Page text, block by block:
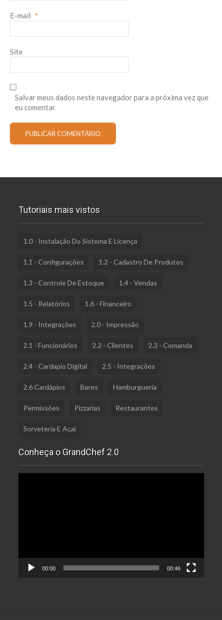
E-mail *
Site
Salvar meus dados neste navegador para a próxima vez que
eu comentar.
Tutoriais mais vistos
1.0 - Instalação Do Sistema E Licença
1.1 - Configurações 1.2 - Cadastro De Produtos
1.3 - Controle De Estoque 1.4 - Vendas
1.5 - Relatórios 1.6 - Financeiro
1.9 - Integrações 2.0 - Impressão
2.1 - Funcionários 2.2 - Clientes 2.3 - Comanda
2.4 - Cardapio Digital 2.5 - Integrações
2.6 Cardápios Bares Hamburgueria
Permissões Pizzarias Restaurantes
Sorveteria E Açai
Conheça o GrandChef 2.0
00:00 00:46